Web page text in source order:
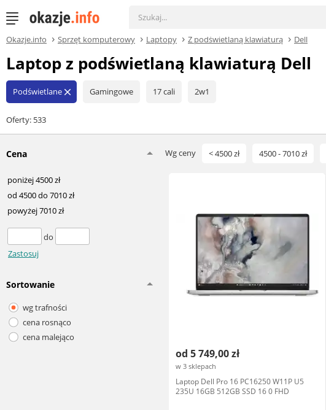
Okazje.info Sprzęt komputerowy Laptopy Z podświetlaną klawiaturą Dell
Laptop z podświetlaną klawiaturą Dell
Podświetlane close Gamingowe 17 cali 2w1
Oferty: 533
Cena
poniżej 4500 zł
od 4500 do 7010 zł
powyżej 7010 zł
do
Zastosuj
Sortowanie
wg trafności
cena rosnąco
cena malejąco
Wg ceny < 4500 zł 4500 - 7010 zł
od 5 749,00 zł
w 3 sklepach
Laptop Dell Pro 16 PC16250 W11P U5
235U 16GB 512GB SSD 16 0 FHD